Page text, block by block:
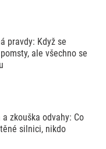
pravdy: Když se
ale všechno se
a zkouška odvahy: Co
silnici, nikdo